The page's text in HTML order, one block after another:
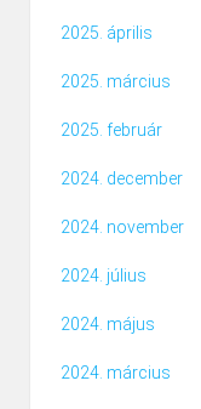
2025. április
2025. március
2025. február
2024. december
2024. november
2024. július
2024. május
2024. március